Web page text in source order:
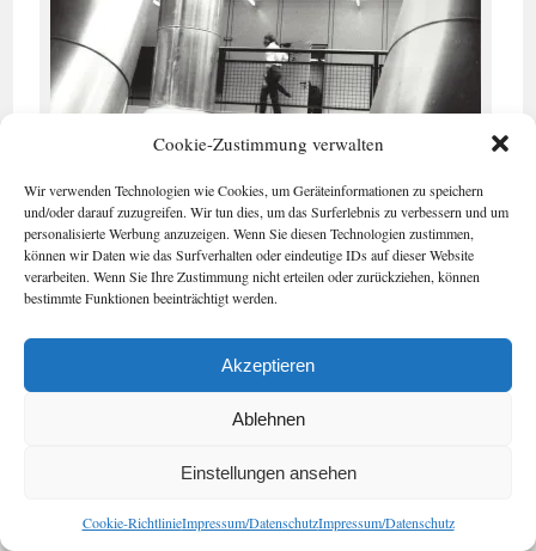
Cookie-Zustimmung verwalten
Wir verwenden Technologien wie Cookies, um Geräteinformationen zu speichern
und/oder darauf zuzugreifen. Wir tun dies, um das Surferlebnis zu verbessern und um
personalisierte Werbung anzuzeigen. Wenn Sie diesen Technologien zustimmen,
können wir Daten wie das Surfverhalten oder eindeutige IDs auf dieser Website
verarbeiten. Wenn Sie Ihre Zustimmung nicht erteilen oder zurückziehen, können
bestimmte Funktionen beeinträchtigt werden.
Akzeptieren
Ablehnen
Einstellungen ansehen
Cookie-RichtlinieImpressum/DatenschutzImpressum/Datenschutz
Mittelstufenzentrum Emser Straße in Wilmersdorf Anfang der
achtziger Jahre: Gesamtschule mit
Raumschiffatmosphäre. Foto: Horb
Veränderungen der Schulstrukturen, wie sie mit der
Teil der bildungspolitischen Debatte aus. Neue Fächer, neue
kein Privileg für Gymnasiasten: Das seit 1945 in Berlin
auch nach der Schulgesetznovelle von 1951 im Westteil der